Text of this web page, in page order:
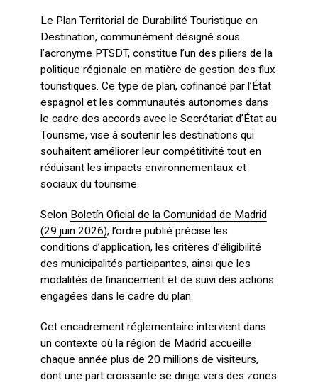
Le Plan Territorial de Durabilité Touristique en
Destination, communément désigné sous
l’acronyme PTSDT, constitue l’un des piliers de la
politique régionale en matière de gestion des flux
touristiques. Ce type de plan, cofinancé par l’État
espagnol et les communautés autonomes dans
le cadre des accords avec le Secrétariat d’État au
Tourisme, vise à soutenir les destinations qui
souhaitent améliorer leur compétitivité tout en
réduisant les impacts environnementaux et
sociaux du tourisme.
Selon Boletín Oficial de la Comunidad de Madrid
(29 juin 2026), l’ordre publié précise les
conditions d’application, les critères d’éligibilité
des municipalités participantes, ainsi que les
modalités de financement et de suivi des actions
engagées dans le cadre du plan.
Cet encadrement réglementaire intervient dans
un contexte où la région de Madrid accueille
chaque année plus de 20 millions de visiteurs,
dont une part croissante se dirige vers des zones